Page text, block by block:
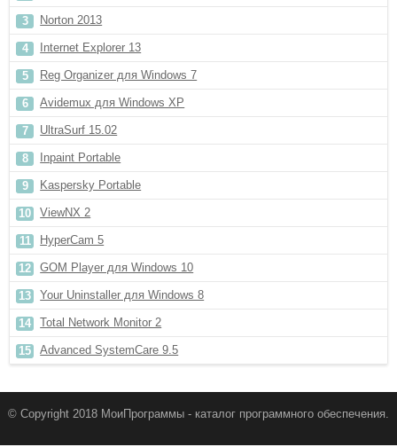
Norton 2013
Internet Explorer 13
Reg Organizer для Windows 7
Avidemux для Windows XP
UltraSurf 15.02
Inpaint Portable
Kaspersky Portable
ViewNX 2
HyperCam 5
GOM Player для Windows 10
Your Uninstaller для Windows 8
Total Network Monitor 2
Advanced SystemCare 9.5
© Copyright 2018 МоиПрограммы - каталог программного обеспечения.